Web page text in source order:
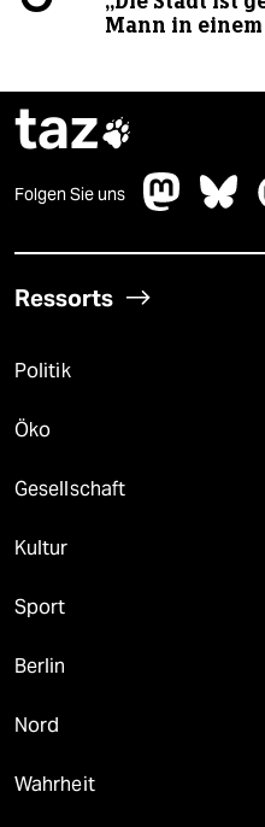
Mann in
taz
Folgen Sie uns
Ressorts
Politik
Öko
Gesellschaft
Kultur
Sport
Berlin
Nord
Wahrheit